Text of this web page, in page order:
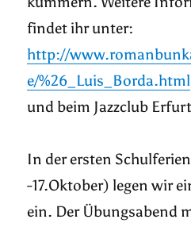
findet ihr unter:
http://
e/%26_Luis_Borda.html
und beim Jazzclub
In der ersten
-17.Oktober) legen wir
ein. Der Übungsabend